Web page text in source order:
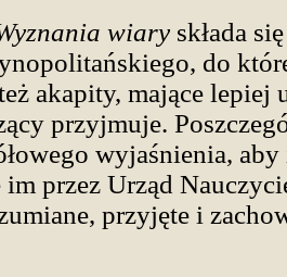
wiary składa
do
akapity, mające lepiej
przyjmuje.
wyjaśnienia,
im przez Urząd
przyjęte i